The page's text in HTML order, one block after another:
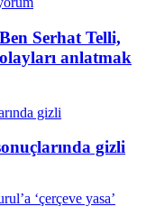
Serhat Telli,
anlatmak
gizli